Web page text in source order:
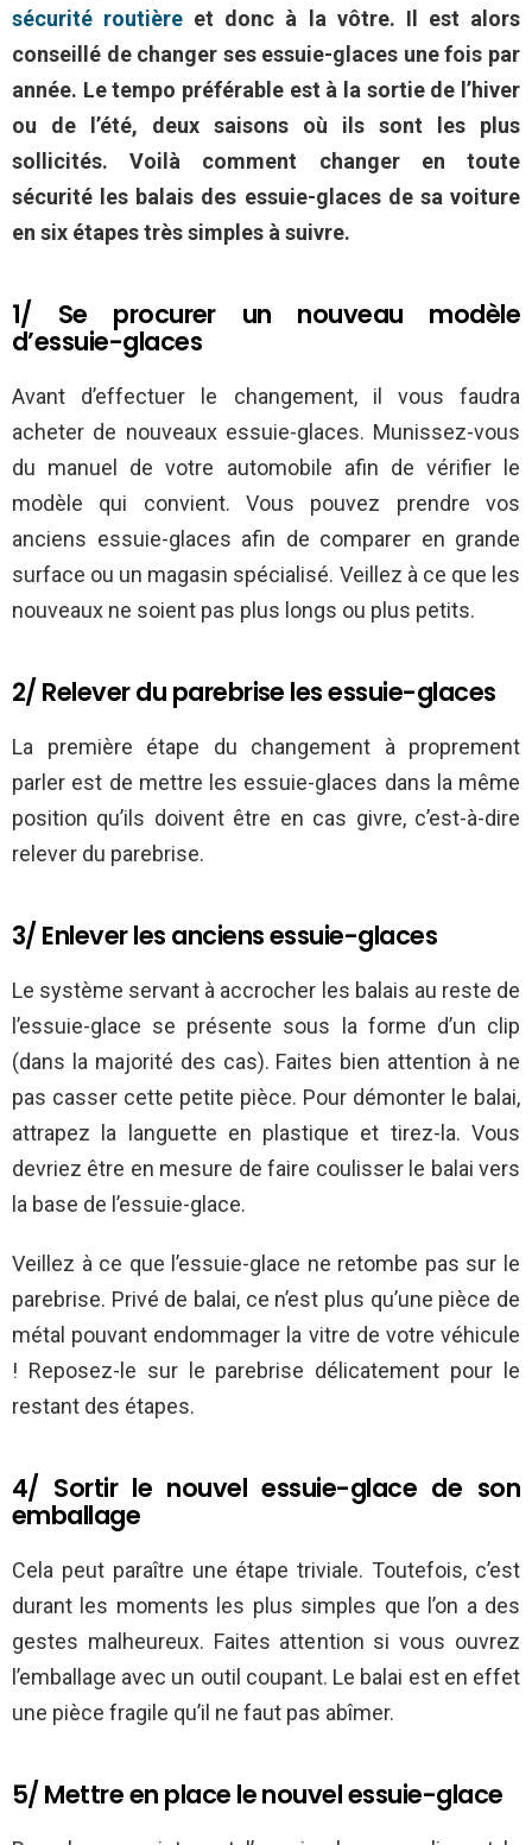
sécurité routière et donc à la vôtre. Il est alors
conseillé de changer ses essuie-glaces une fois par
année. Le tempo préférable est à la sortie de l’hiver
ou de l’été, deux saisons où ils sont les plus
sollicités. Voilà comment changer en toute
sécurité les balais des essuie-glaces de sa voiture
en six étapes très simples à suivre.
1/ Se procurer un nouveau modèle
d’essuie-glaces
Avant d’effectuer le changement, il vous faudra
acheter de nouveaux essuie-glaces. Munissez-vous
du manuel de votre automobile afin de vérifier le
modèle qui convient. Vous pouvez prendre vos
anciens essuie-glaces afin de comparer en grande
surface ou un magasin spécialisé. Veillez à ce que les
nouveaux ne soient pas plus longs ou plus petits.
2/ Relever du parebrise les essuie-glaces
La première étape du changement à proprement
parler est de mettre les essuie-glaces dans la même
position qu’ils doivent être en cas givre, c’est-à-dire
relever du parebrise.
3/ Enlever les anciens essuie-glaces
Le système servant à accrocher les balais au reste de
l’essuie-glace se présente sous la forme d’un clip
(dans la majorité des cas). Faites bien attention à ne
pas casser cette petite pièce. Pour démonter le balai,
attrapez la languette en plastique et tirez-la. Vous
devriez être en mesure de faire coulisser le balai vers
la base de l’essuie-glace.
Veillez à ce que l’essuie-glace ne retombe pas sur le
parebrise. Privé de balai, ce n’est plus qu’une pièce de
métal pouvant endommager la vitre de votre véhicule
! Reposez-le sur le parebrise délicatement pour le
restant des étapes.
4/ Sortir le nouvel essuie-glace de son
emballage
Cela peut paraître une étape triviale. Toutefois, c’est
durant les moments les plus simples que l’on a des
gestes malheureux. Faites attention si vous ouvrez
l’emballage avec un outil coupant. Le balai est en effet
une pièce fragile qu’il ne faut pas abîmer.
5/ Mettre en place le nouvel essuie-glace